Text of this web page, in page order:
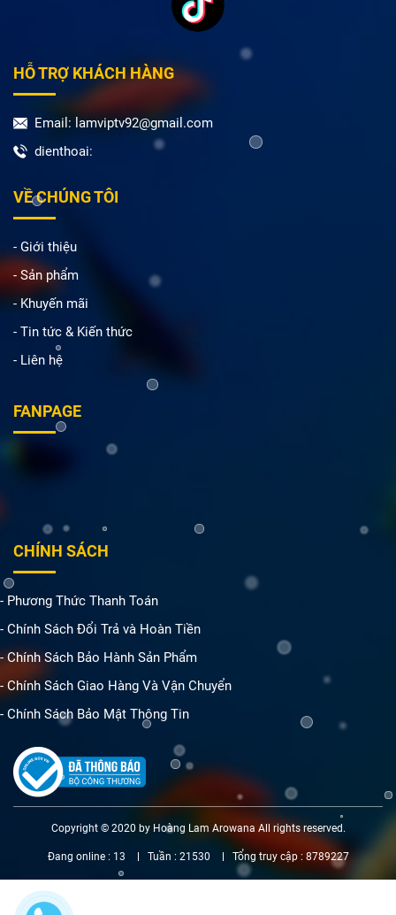
HỖ TRỢ KHÁCH HÀNG
Email: lamviptv92@gmail.com
dienthoai:
VỀ CHÚNG TÔI
- Giới thiệu
- Sản phẩm
- Khuyến mãi
- Tin tức & Kiến thức
- Liên hệ
FANPAGE
CHÍNH SÁCH
- Phương Thức Thanh Toán
- Chính Sách Đổi Trả và Hoàn Tiền
- Chính Sách Bảo Hành Sản Phẩm
- Chính Sách Giao Hàng Và Vận Chuyển
- Chính Sách Bảo Mật Thông Tin
Copyright © 2020 by Hoàng Lam Arowana All rights reserved.
Đang online : 13 Tuần : 21530 Tổng truy cập : 8789227